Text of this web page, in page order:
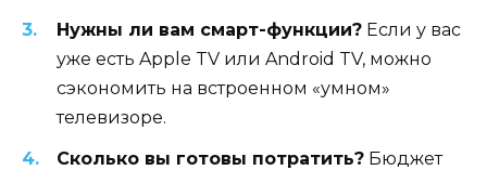
Нужны ли вам смарт-функции? Если у вас
уже есть Apple TV или Android TV, можно
сэкономить на встроенном «умном»
телевизоре.
Сколько вы готовы потратить? Бюджет